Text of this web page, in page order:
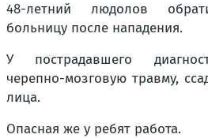
48-летний людолов
больницу после нападения.
У пострадавшего
черепно-мозговую травму,
лица.
Опасная же у ребят работа.